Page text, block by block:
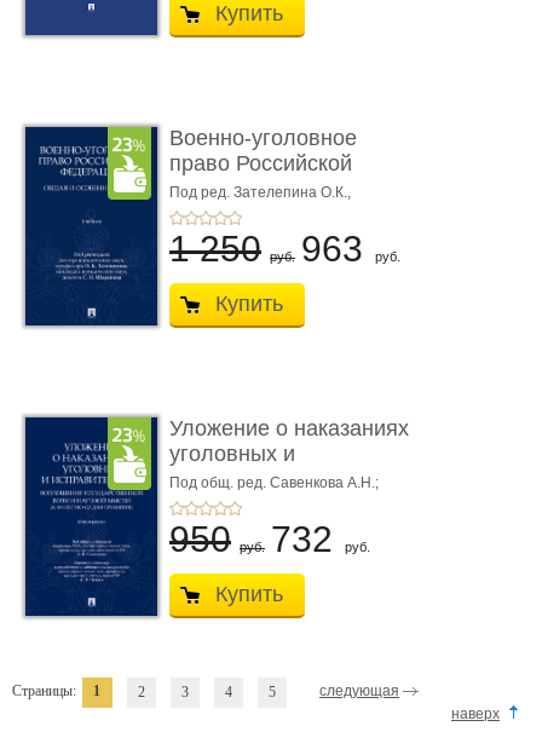
Купить
Военно-уголовное
право Российской
Федерации. � ...
Под ред. Зателепина О.К.,
Шарапова С.Н.
1 250 руб. 963 руб.
Купить
Уложение о наказаниях
уголовных и
исправитель ...
Под общ. ред. Савенкова А.Н.;
науч. ред. и рук. авт. кол. Чучаев
А.И.
950 руб. 732 руб.
Купить
Страницы: 1 2 3 4 5
следующая
наверх